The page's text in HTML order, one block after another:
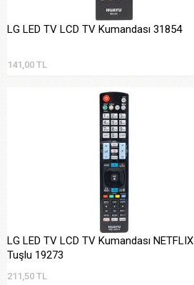
LG LED TV LCD TV Kumandası 31854
141,00 TL
LG LED TV LCD TV Kumandası NETFLIX
Tuşlu 19273
211,50 TL